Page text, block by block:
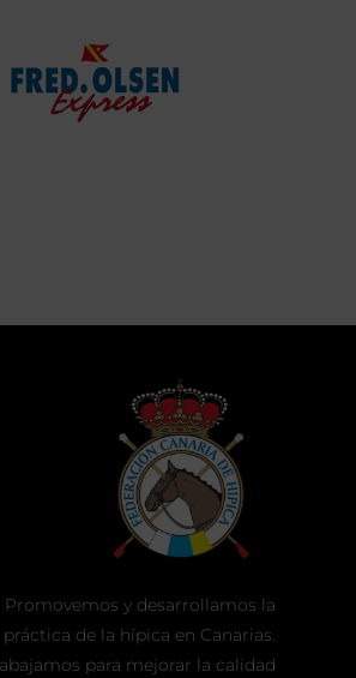
Promovemos y desarrollamos la
práctica de la hípica en Canarias.
para mejorar la calidad